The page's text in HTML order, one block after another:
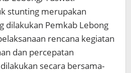
stunting merupakan
dilakukan Pemkab Lebong
rencana kegiatan
dan percepatan
secara bersama-